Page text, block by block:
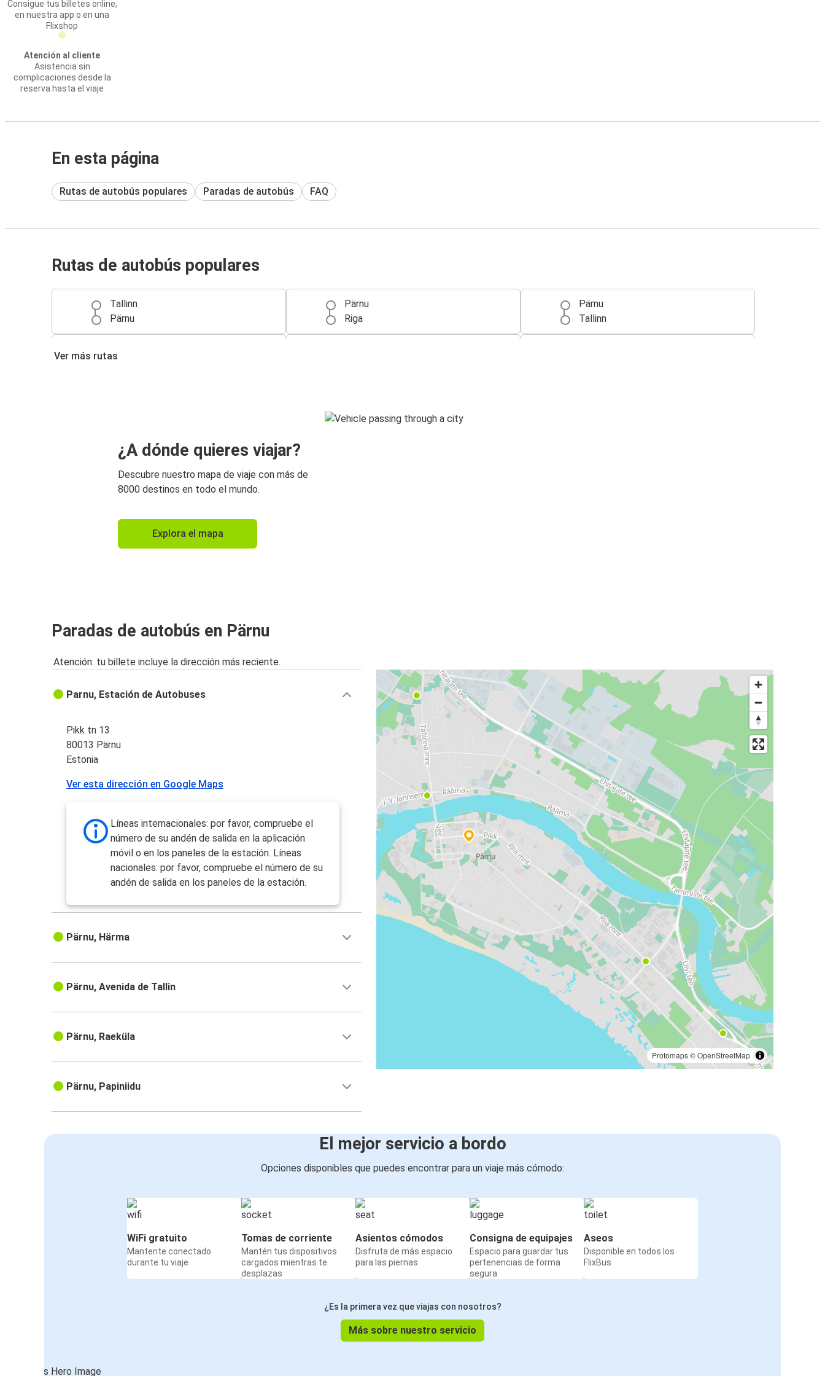
Consigue tus billetes online,
en nuestra app o en una
Flixshop
Atención al cliente
Asistencia sin
complicaciones desde la
reserva hasta el viaje
En esta página
Rutas de autobús populares Paradas de autobús FAQ
Rutas de autobús populares
Tallinn
Pärnu
Pärnu
Riga
Pärnu
Tallinn
Berlín
Berlín
Ver más rutas
¿A dónde quieres viajar?
Descubre nuestro mapa de viaje con más de
8000 destinos en todo el mundo.
Explora el mapa
Paradas de autobús en Pärnu
Atención: tu billete incluye la dirección más reciente.
Protomaps©OpenStreetMap
Parnu, Estación de Autobuses
Pikk tn 13
80013 Pärnu
Estonia
Ver esta dirección en Google Maps
Líneas internacionales: por favor, compruebe el
número de su andén de salida en la aplicación
móvil o en los paneles de la estación. Líneas
nacionales: por favor, compruebe el número de su
andén de salida en los paneles de la estación.
Pärnu, Härma
Pärnu, Avenida de Tallin
Pärnu, Raeküla
Pärnu, Papiniidu
El mejor servicio a bordo
Opciones disponibles que puedes encontrar para un viaje más cómodo:
WiFi gratuito
Mantente conectado
durante tu viaje
Tomas de corriente
Mantén tus dispositivos
cargados mientras te
desplazas
Asientos cómodos
Disfruta de más espacio
para las piernas
Consigna de equipajes
Espacio para guardar tus
pertenencias de forma
segura
Aseos
Disponible en todos los
FlixBus
¿Es la primera vez que viajas con nosotros?
Más sobre nuestro servicio